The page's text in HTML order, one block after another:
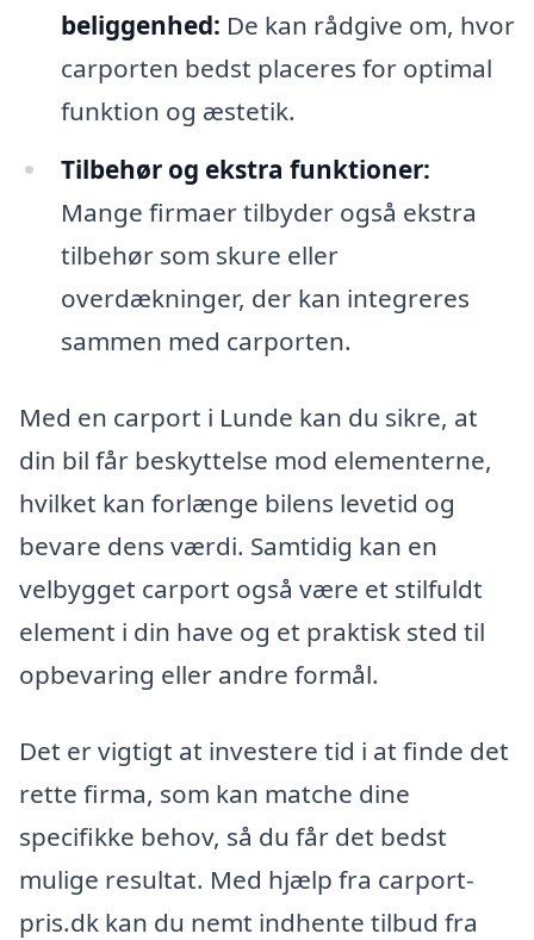
beliggenhed: De kan rådgive om, hvor
carporten bedst placeres for optimal
funktion og æstetik.
Tilbehør og ekstra funktioner:
Mange firmaer tilbyder også ekstra
tilbehør som skure eller
overdækninger, der kan integreres
sammen med carporten.
Med en carport i Lunde kan du sikre, at
din bil får beskyttelse mod elementerne,
hvilket kan forlænge bilens levetid og
bevare dens værdi. Samtidig kan en
velbygget carport også være et stilfuldt
element i din have og et praktisk sted til
opbevaring eller andre formål.
Det er vigtigt at investere tid i at finde det
rette firma, som kan matche dine
specifikke behov, så du får det bedst
mulige resultat. Med hjælp fra carport-
pris.dk kan du nemt indhente tilbud fra